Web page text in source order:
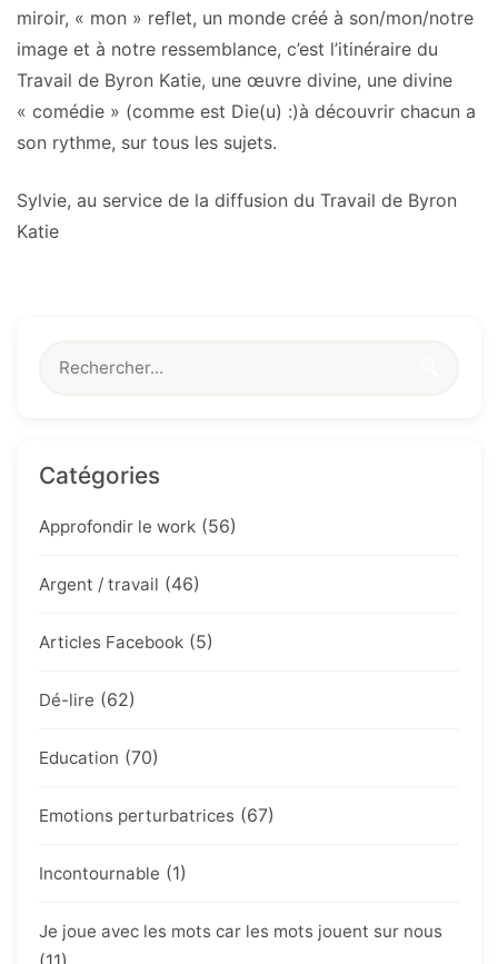
miroir, « mon » reflet, un monde créé à son/mon/notre
image et à notre ressemblance, c’est l’itinéraire du
Travail de Byron Katie, une œuvre divine, une divine
« comédie » (comme est Die(u) :)à découvrir chacun a
son rythme, sur tous les sujets.
Sylvie, au service de la diffusion du Travail de Byron
Katie
Catégories
Approfondir le work (56)
Argent / travail (46)
Articles Facebook (5)
Dé-lire (62)
Education (70)
Emotions perturbatrices (67)
Incontournable (1)
Je joue avec les mots car les mots jouent sur nous